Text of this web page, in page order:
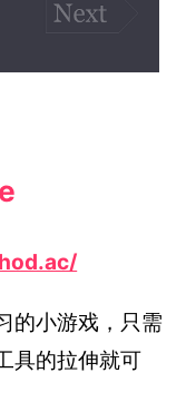
的小游戏，只需
具的拉伸就可